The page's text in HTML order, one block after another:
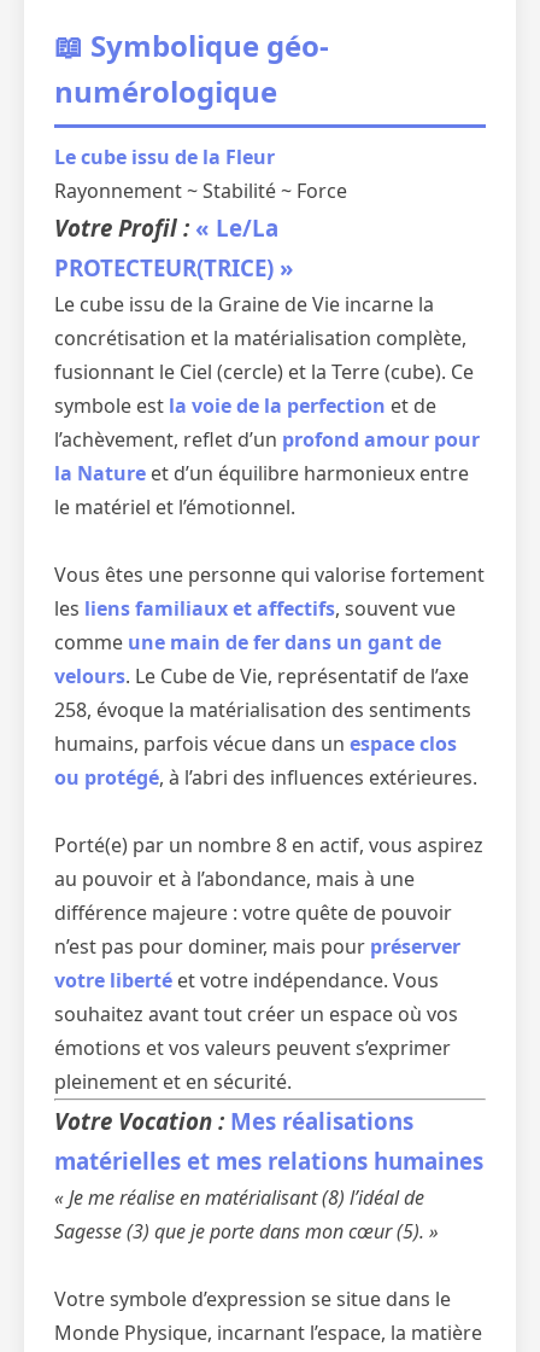
📖 Symbolique géo-
numérologique
Le cube issu de la Fleur
Rayonnement ~ Stabilité ~ Force
Votre Profil : « Le/La
PROTECTEUR(TRICE) »
Le cube issu de la Graine de Vie incarne la
concrétisation et la matérialisation complète,
fusionnant le Ciel (cercle) et la Terre (cube). Ce
symbole est la voie de la perfection et de
l’achèvement, reflet d’un profond amour pour
la Nature et d’un équilibre harmonieux entre
le matériel et l’émotionnel.
Vous êtes une personne qui valorise fortement
les liens familiaux et affectifs, souvent vue
comme une main de fer dans un gant de
velours. Le Cube de Vie, représentatif de l’axe
258, évoque la matérialisation des sentiments
humains, parfois vécue dans un espace clos
ou protégé, à l’abri des influences extérieures.
Porté(e) par un nombre 8 en actif, vous aspirez
au pouvoir et à l’abondance, mais à une
différence majeure : votre quête de pouvoir
n’est pas pour dominer, mais pour préserver
votre liberté et votre indépendance. Vous
souhaitez avant tout créer un espace où vos
émotions et vos valeurs peuvent s’exprimer
pleinement et en sécurité.
Votre Vocation : Mes réalisations
matérielles et mes relations humaines
« Je me réalise en matérialisant (8) l’idéal de
Sagesse (3) que je porte dans mon cœur (5). »
Votre symbole d’expression se situe dans le
Monde Physique, incarnant l’espace, la matière